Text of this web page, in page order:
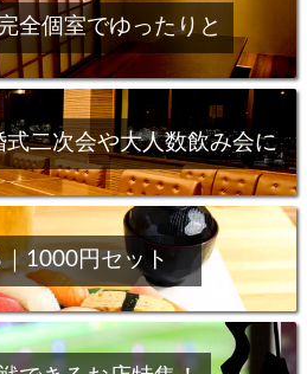
全個室でゆったりと
二次会や大人数飲み会に
1000円セット